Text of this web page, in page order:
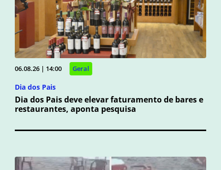
06.08.26 | 14:00 Geral
Dia dos Pais
Dia dos Pais deve elevar faturamento de bares e
restaurantes, aponta pesquisa